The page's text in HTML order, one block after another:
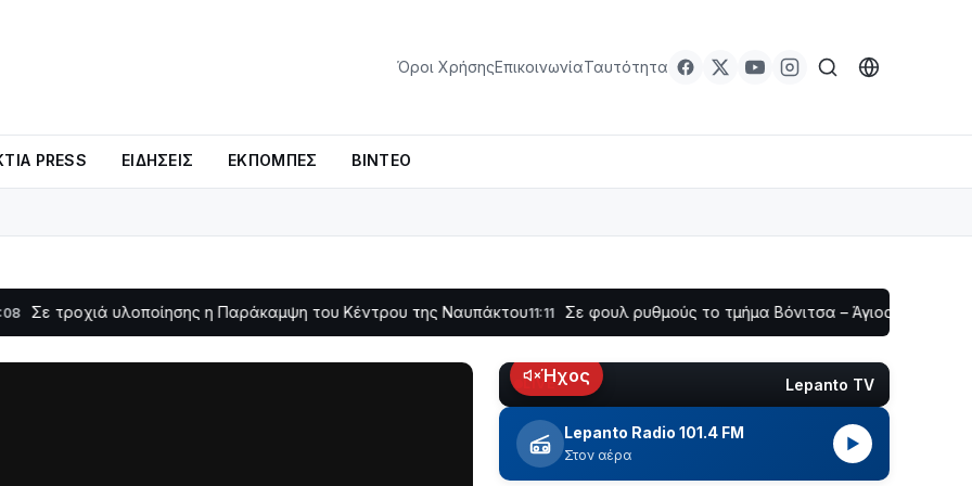
Όροι ΧρήσηςΕπικοινωνίαΤαυτότητα
PRESS ΕΙΔΉΣΕΙΣ ΕΚΠΟΜΠΈΣ ΒΊΝΤΕΟ
υλοποίησης η Παράκαμψη του Κέντρου της Ναυπάκτου11:11 Σε φουλ ρυθμούς το τμήμα Βόνιτσα – Άγιος Νικόλαος | Αυτοψία
LIVE Lepanto TV
Ήχος
Lepanto Radio 101.4 FM
Στον αέρα
▶